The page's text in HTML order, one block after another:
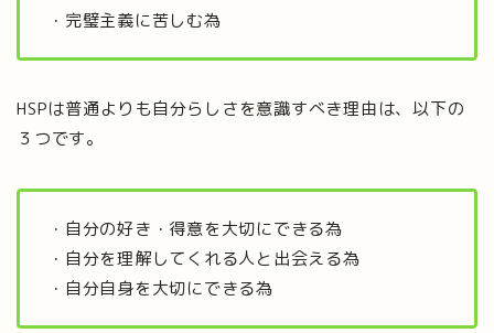
・完璧主義に苦しむ為
HSPは普通よりも自分らしさを意識すべき理由は、以下の
３つです。
・自分の好き・得意を大切にできる為
・自分を理解してくれる人と出会える為
・自分自身を大切にできる為